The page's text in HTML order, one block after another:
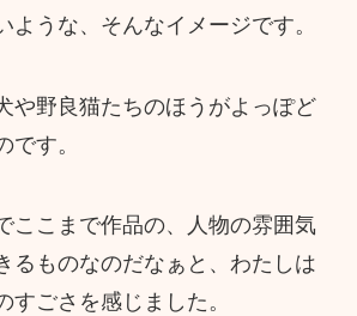
ような、そんなイメージです。
や野良猫たちのほうがよっぽど
です。
ここまで作品の、人物の雰囲気
るものなのだなぁと、わたしは
すごさを感じました。